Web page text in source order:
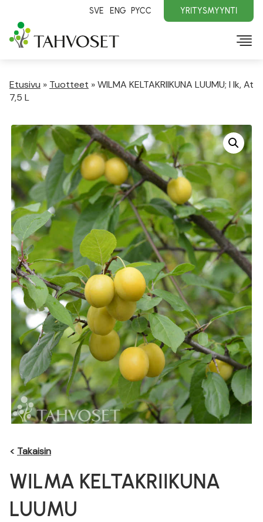
SVE ENG PYCC YRITYSMYYNTI
Etusivu » Tuotteet »WILMA KELTAKRIIKUNA LUUMU; I lk, At
7,5 L
< Takaisin
WILMA KELTAKRIIKUNA
LUUMU